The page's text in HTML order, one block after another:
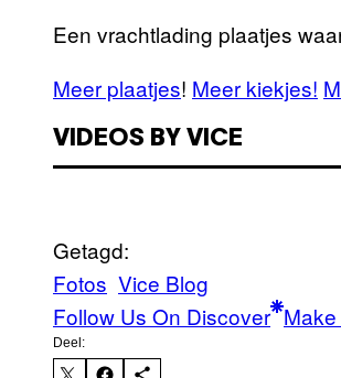
Een vrachtlading plaatjes
Meer plaatjes! Meer kiekjes!
VIDEOS BY VICE
Getagd:
Fotos Vice Blog
Follow Us On Discover
Deel: